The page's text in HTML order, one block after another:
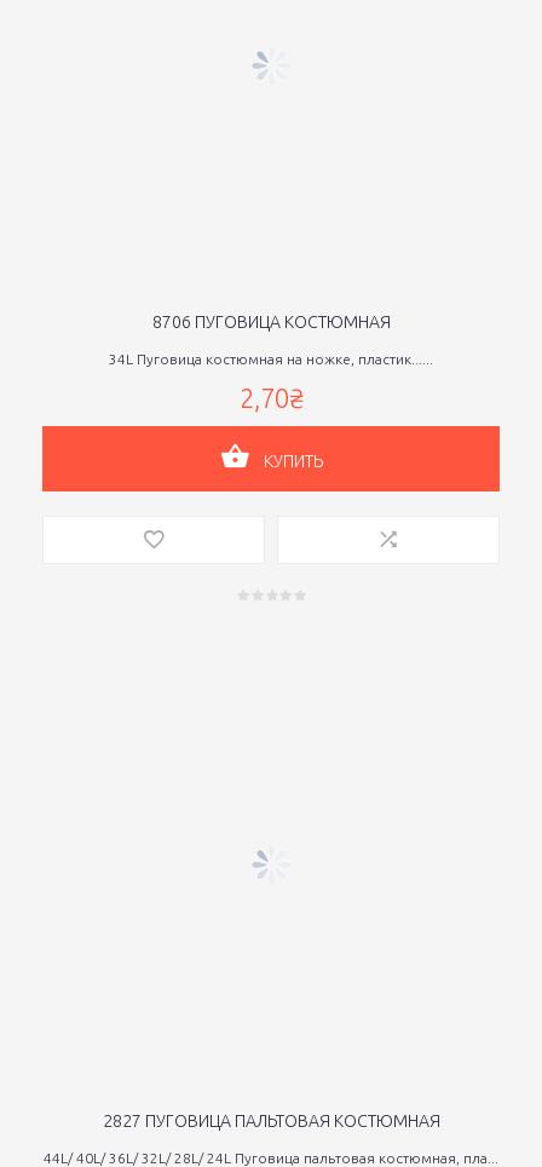
8706 ПУГОВИЦА КОСТЮМНАЯ
34L Пуговица костюмная на ножке, пластик......
2,70₴
КУПИТЬ
2827 ПУГОВИЦА ПАЛЬТОВАЯ КОСТЮМНАЯ
44L/ 40L/ 36L/ 32L/ 28L/ 24L Пуговица пальтовая костюмная, пла...